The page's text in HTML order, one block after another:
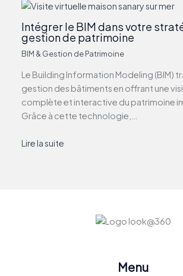
Intégrer le BIM dans votre
gestion de patrimoine
BIM & Gestion de Patrimoine
Le Building Information Modeling (BIM)
gestion des bâtiments en offrant une
complète et interactive du patrimoine
Grâce à cette technologie,…
Lire la suite
Menu